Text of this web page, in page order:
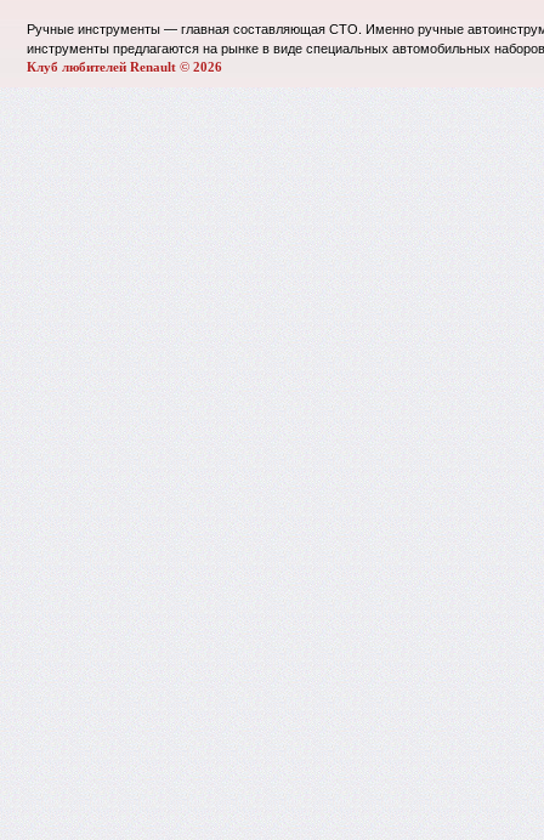
Ручные инструменты — главная составляющая СТО. Именно ручные
инструменты предлагаются на рынке в виде специальных автомобильных
Клуб любителей Renault © 2026